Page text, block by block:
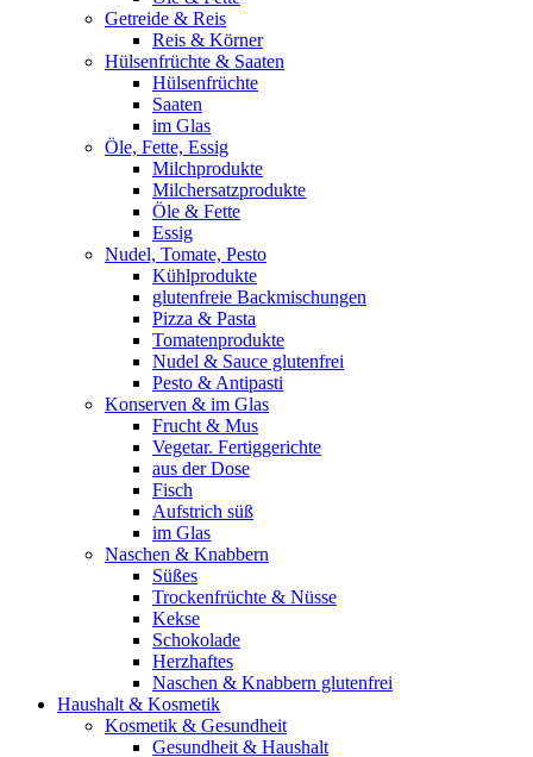
Getreide & Reis
Reis & Körner
Hülsenfrüchte & Saaten
Hülsenfrüchte
Saaten
im Glas
Öle, Fette, Essig
Milchprodukte
Milchersatzprodukte
Öle & Fette
Essig
Nudel, Tomate, Pesto
Kühlprodukte
glutenfreie Backmischungen
Pizza & Pasta
Tomatenprodukte
Nudel & Sauce glutenfrei
Pesto & Antipasti
Konserven & im Glas
Frucht & Mus
Vegetar. Fertiggerichte
aus der Dose
Fisch
Aufstrich süß
im Glas
Naschen & Knabbern
Süßes
Trockenfrüchte & Nüsse
Kekse
Schokolade
Herzhaftes
Naschen & Knabbern glutenfrei
Haushalt & Kosmetik
Kosmetik & Gesundheit
Gesundheit & Haushalt